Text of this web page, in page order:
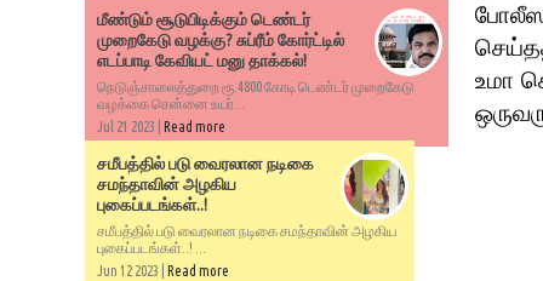
உமா
மீண்டும் சூடுபிடிக்கும் டெண்டர்
முறைகேடு வழக்கு? சுப்ரீம் கோர்ட்டில்
எடப்பாடி கேவியட் மனு தாக்கல்!
நெடுஞ்சாலைத்துறை ரூ.4800 கோடி டெண்டர் முறைகேடு
வழக்கை சென்னை உயர்...
Jul 21 2023 | Read more
சமீபத்தில் படு வைரலான நடிகை
சமந்தாவின் அழகிய
புகைப்படங்கள்..!
சமீபத்தில் படு வைரலான நடிகை சமந்தாவின் அழகிய
புகைப்படங்கள்..! ...
Jun 12 2023 | Read more